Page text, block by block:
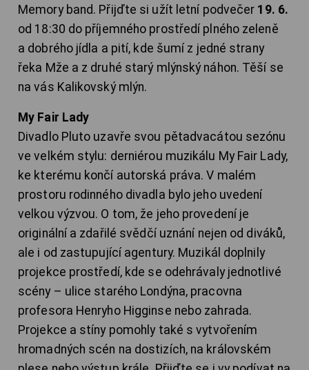
Memory band. Přijďte si užít letní podvečer 19. 6.
od 18:30 do příjemného prostředí plného zeleně
a dobrého jídla a pití, kde šumí z jedné strany
řeka Mže a z druhé starý mlýnský náhon. Těší se
na vás Kalikovský mlýn.
My Fair Lady
Divadlo Pluto uzavře svou pětadvacátou sezónu
ve velkém stylu: derniérou muzikálu My Fair Lady,
ke kterému končí autorská práva. V malém
prostoru rodinného divadla bylo jeho uvedení
velkou výzvou. O tom, že jeho provedení je
originální a zdařilé svědčí uznání nejen od diváků,
ale i od zastupující agentury. Muzikál doplnily
projekce prostředí, kde se odehrávaly jednotlivé
scény – ulice starého Londýna, pracovna
profesora Henryho Higginse nebo zahrada.
Projekce a stíny pomohly také s vytvořením
hromadných scén na dostizích, na královském